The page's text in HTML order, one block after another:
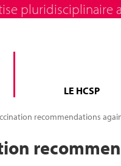
pluridisciplinaire
LE HCSP
recommendations